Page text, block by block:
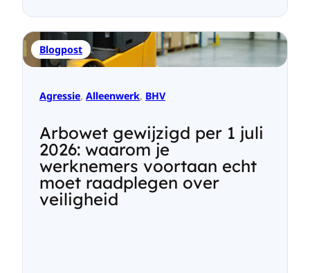
locatiebepaling
met
bakens,
wifi
bluetooth
Blogpost
Agressie, Alleenwerk, BHV
Arbowet gewijzigd per 1 juli
2026: waarom je
werknemers voortaan echt
moet raadplegen over
veiligheid